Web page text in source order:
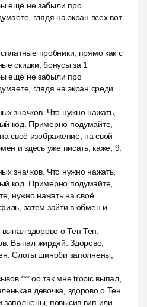
ещё не забыли про
глядя на экран всех вот
пробники, прямо как с
скидки, бонусы за 1
ещё не забыли про
глядя на экран среди
значков. Что нужно нажать,
код. Примерно подумайте,
своё изображение, на свой
и здесь уже писать, каже, 9.
значков. Что нужно нажать,
код. Примерно подумайте,
нужно нажать на своё
затем зайти в обмен и
здорово о Тен Тен.
Выпал жирдяй. Здорово,
Слоты шиноби заполнены,
*** оо так мне tropic выпал,
девочка, здорово о Тен
повысив вип или.